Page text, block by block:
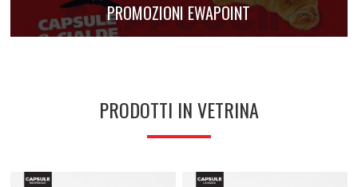
PROMOZIONI EWAPOINT
PRODOTTI IN VETRINA